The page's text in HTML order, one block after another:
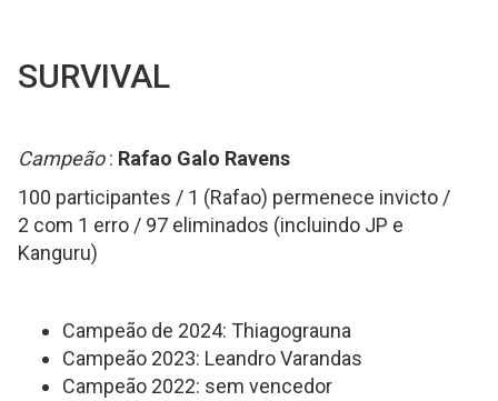
SURVIVAL
Campeão: Rafao Galo Ravens
100 participantes / 1 (Rafao) permenece invicto /
2 com 1 erro / 97 eliminados (incluindo JP e
Kanguru)
Campeão de 2024: Thiagograuna
Campeão 2023: Leandro Varandas
Campeão 2022: sem vencedor